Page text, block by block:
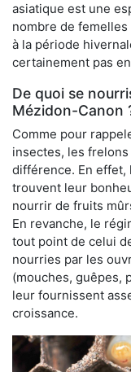
asiatique est une
nombre de
à la période
certainement pas
De quoi se
Mézidon-Canon
Comme pour
insectes, les
différence. En effet,
trouvent leur
nourrir de fruits
En revanche, le
tout point de celui
nourries par les
(mouches, guêpes,
leur fournissent
croissance.